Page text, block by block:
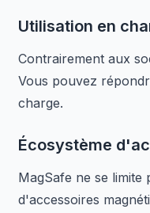
Utilisation en
Contrairement aux
Vous pouvez
charge.
Écosystème
MagSafe ne se
d'accessoires